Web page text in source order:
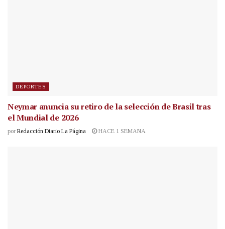
DEPORTES
Neymar anuncia su retiro de la selección de Brasil tras
el Mundial de 2026
por Redacción Diario La Página HACE 1 SEMANA